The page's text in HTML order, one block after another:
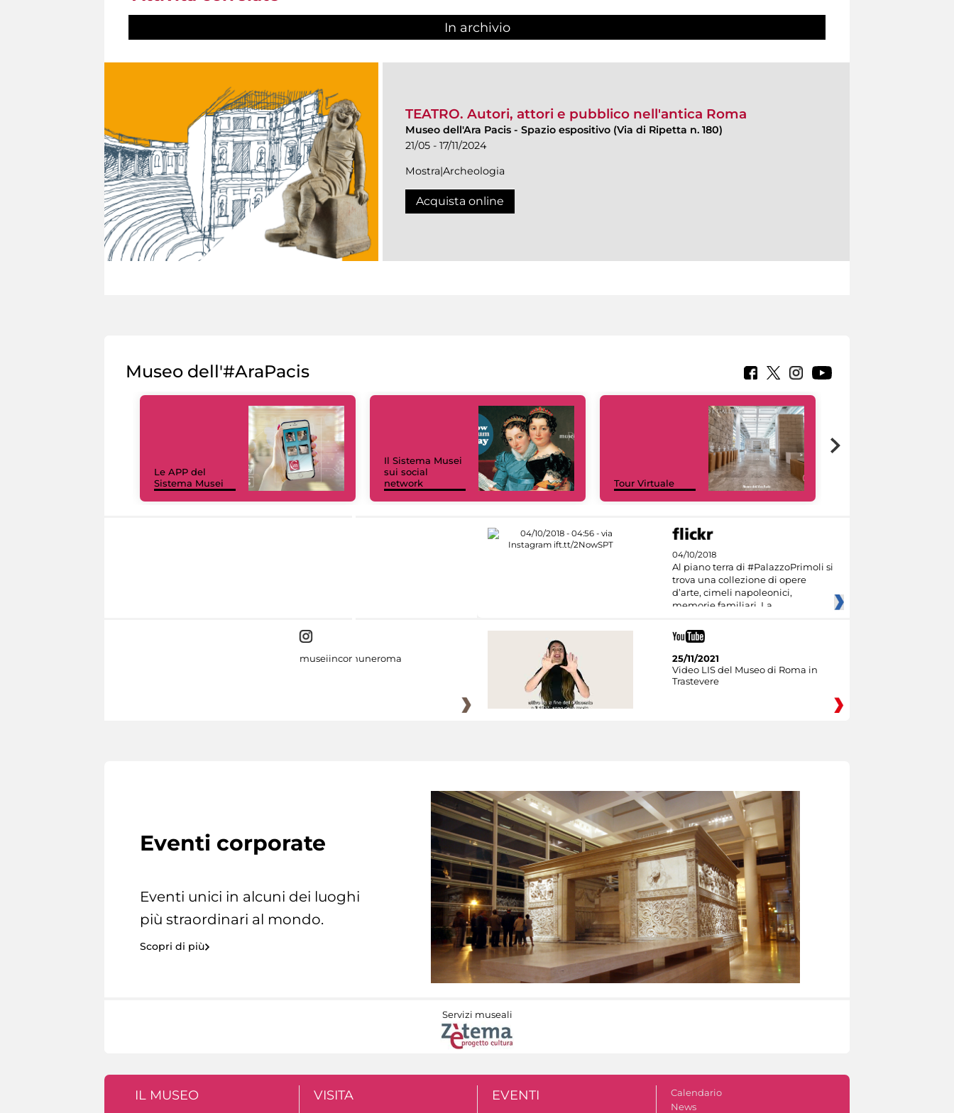
In archivio
TEATRO. Autori, attori e pubblico nell'antica Roma
Museo dell'Ara Pacis - Spazio espositivo (Via di Ripetta n. 180)
21/05 - 17/11/2024
Mostra|Archeologia
Acquista online
Museo dell'#AraPacis
Le APP del
Sistema Musei
Il Sistema Musei
sui social
network
Tour Virtuale
04/10/2018
Al piano terra di #PalazzoPrimoli si
trova una collezione di opere
d’arte, cimeli napoleonici,
memorie familiari. La
museiincomuneroma
25/11/2021
Video LIS del Museo di Roma in
Trastevere
Eventi corporate
Eventi unici in alcuni dei luoghi
più straordinari al mondo.
Scopri di più
Servizi museali
IL MUSEO VISITA EVENTI
Calendario
News